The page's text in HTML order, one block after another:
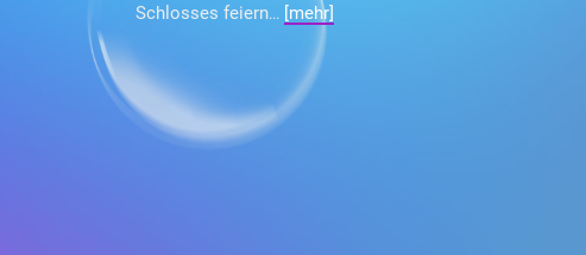
Schlosses feiern... [mehr]